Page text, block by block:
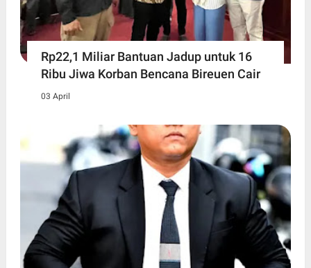
Rp22,1 Miliar Bantuan Jadup untuk 16
Ribu Jiwa Korban Bencana Bireuen Cair
03 April